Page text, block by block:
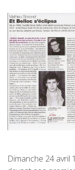
Dimanche 24 avril